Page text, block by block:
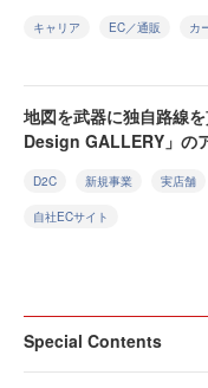
キャリア EC／通販 カ
地図を武器に独自路線
Design GALLERY」の
D2C 新規事業 実店舗
自社ECサイト
Special Contents